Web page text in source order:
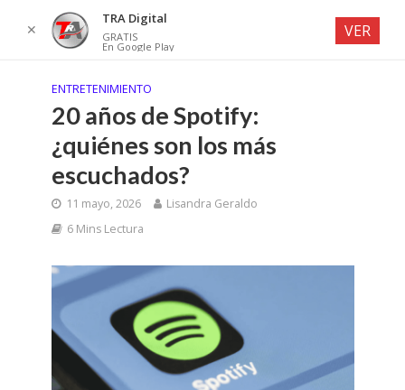
ENTRETENIMIENTO
20 años de Spotify:
¿quiénes son los más
escuchados?
11 mayo, 2026
Lisandra Geraldo
6 Mins Lectura
✕
TRA Digital
GRATIS
En Google Play
VER